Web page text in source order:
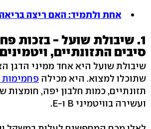
אחת ולתמיד: האם ריצה בריאה
1. שיבולת שועל - בזכות
סיבים התזונתיים,
שיבולת שועל היא אחד ממיני הדגן
שתוכלו למצוא. היא מכילה פחמימות
תזונתיים, כמות חלבון יפה, חומצות
ועשירה בוויטמיני B ו-E.